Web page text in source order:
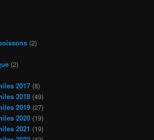
(2)
(2)
2017 (8)
2018 (49)
2019 (27)
2020 (19)
2021 (19)